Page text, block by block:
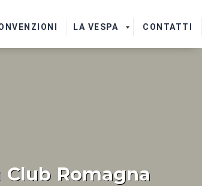
LA VESPA CONTATTI
Club Romagna